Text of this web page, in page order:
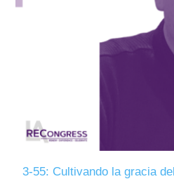
3-55: Cultivando la gracia